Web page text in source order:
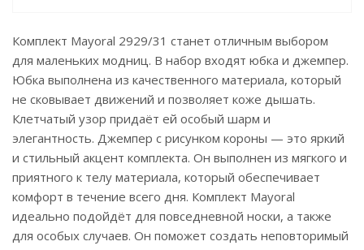
Комплект Mayoral 2929/31 станет отличным выбором
для маленьких модниц. В набор входят юбка и джемпер.
Юбка выполнена из качественного материала, который
не сковывает движений и позволяет коже дышать.
Клетчатый узор придаёт ей особый шарм и
элегантность. Джемпер с рисунком короны — это яркий
и стильный акцент комплекта. Он выполнен из мягкого и
приятного к телу материала, который обеспечивает
комфорт в течение всего дня. Комплект Mayoral
идеально подойдёт для повседневной носки, а также
для особых случаев. Он поможет создать неповторимый